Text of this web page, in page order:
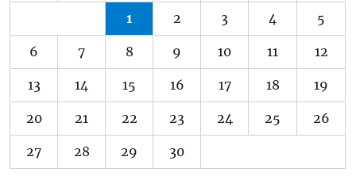
1 2 3 4 5
6 7 8 9 10 11 12
13 14 15 16 17 18 19
20 21 22 23 24 25 26
27 28 29 30